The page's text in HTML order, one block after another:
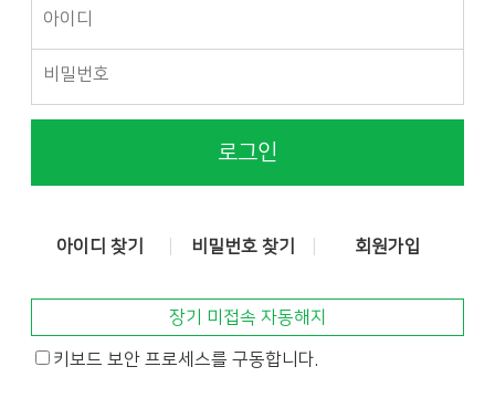
로그인
아이디 찾기 비밀번호 찾기 회원가입
장기 미접속 자동해지
키보드 보안 프로세스를 구동합니다.